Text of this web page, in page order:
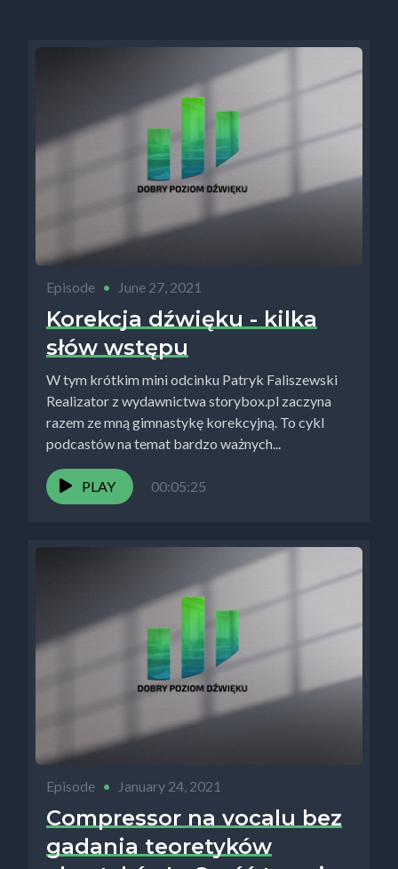
Episode • June 27, 2021
Korekcja dźwięku - kilka
słów wstępu
W tym krótkim mini odcinku Patryk Faliszewski
Realizator z wydawnictwa storybox.pl zaczyna
razem ze mną gimnastykę korekcyjną. To cykl
podcastów na temat bardzo ważnych...
PLAY 00:05:25
Episode • January 24, 2021
Compressor na vocalu bez
gadania teoretyków